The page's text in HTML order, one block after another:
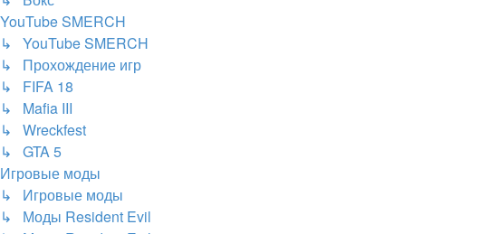
YouTube SMERCH
↳ YouTube SMERCH
↳ Прохождение игр
↳ FIFA 18
↳ Mafia III
↳ Wreckfest
↳ GTA 5
Игровые моды
↳ Игровые моды
↳ Моды Resident Evil